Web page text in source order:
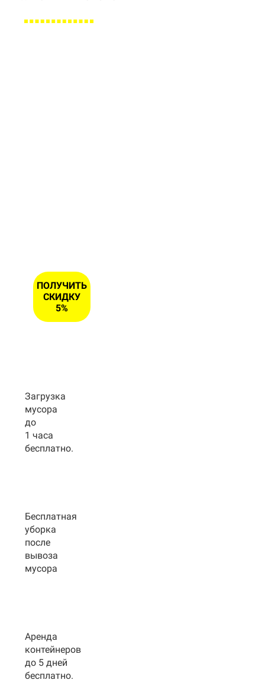
ПОЛУЧИТЬ
СКИДКУ
5%
Загрузка
мусора
до
1 часа
бесплатно.
Бесплатная
уборка
после
вывоза
мусора
Аренда
контейнеров
до 5 дней
бесплатно.